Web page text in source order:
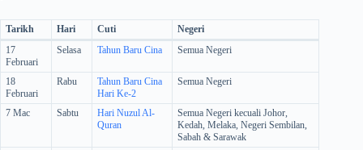
Tarikh Hari Cuti
Negeri
17
Februari
Selasa Tahun Baru Cina Semua Negeri
18
Februari
Rabu
Tahun Baru Cina
Hari Ke-2
Semua Negeri
7 Mac Sabtu
Hari Nuzul Al-
Quran
Semua Negeri kecuali Johor,
Kedah, Melaka, Negeri Sembilan,
Sabah & Sarawak